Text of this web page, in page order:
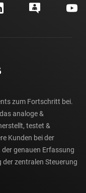
zum Fortschritt bei.
analoge &
testet &
Kunden bei der
genauen Erfassung
zentralen Steuerung